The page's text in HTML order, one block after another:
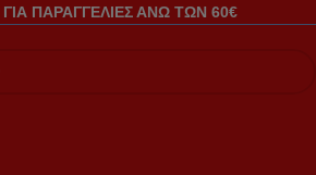
ΠΑΡΑΓΓΕΛΙΕΣ ΑΝΩ ΤΩΝ 60€